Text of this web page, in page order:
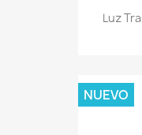
Luz
NUEVO